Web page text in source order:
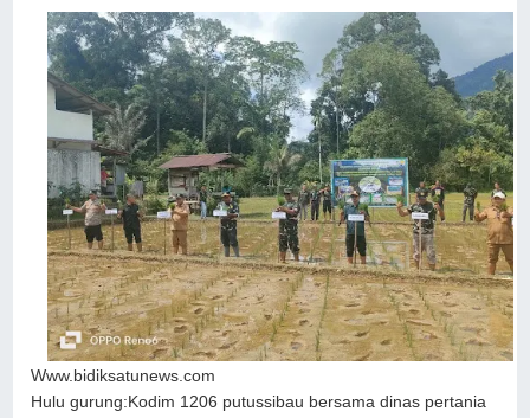
Www.bidiksatunews.com
Hulu gurung:Kodim 1206 putussibau bersama dinas pertania